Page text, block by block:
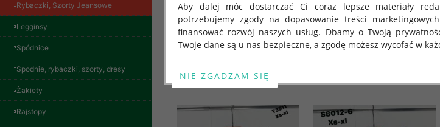
Rybaczki, Szorty Jeansowe
Legginsy
Spódnice
Spodnie, rybaczki, szorty, dresy
Żakiety
Rajstopy
Inne produkty
Aby dalej móc dostarczać Ci coraz lepsze materiały
potrzebujemy zgody na dopasowanie treści
finansować rozwój naszych usług. Dbamy o Twoją
Twoje dane są u nas bezpieczne, a zgodę możesz wycofać w
Od 25 maja 2018 roku obowiązuje Rozporządzenie
kwietnia 2016 r. w sprawie ochrony osób fizycznych w
swobodnego przepływu takich danych oraz uchylenia
"GDPR" lub "Ogólne Rozporządzenie o Ochronie Danych").
przetwarzaniu Twoich danych oraz zasadach, na jakich